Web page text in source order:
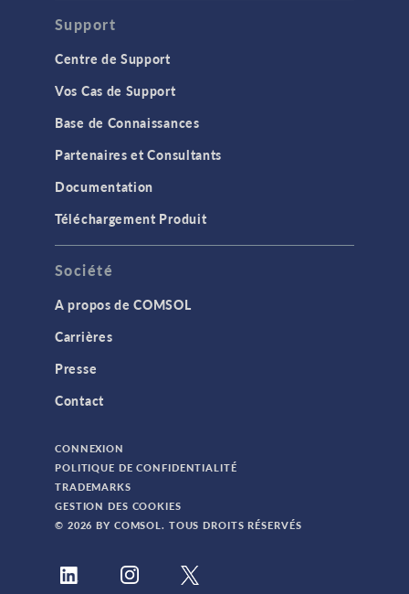
Support
Centre de Support
Vos Cas de Support
Base de Connaissances
Partenaires et Consultants
Documentation
Téléchargement Produit
Société
A propos de COMSOL
Carrières
Presse
Contact
CONNEXION
POLITIQUE DE CONFIDENTIALITÉ
TRADEMARKS
GESTION DES COOKIES
© 2026 BY COMSOL. TOUS DROITS RÉSERVÉS